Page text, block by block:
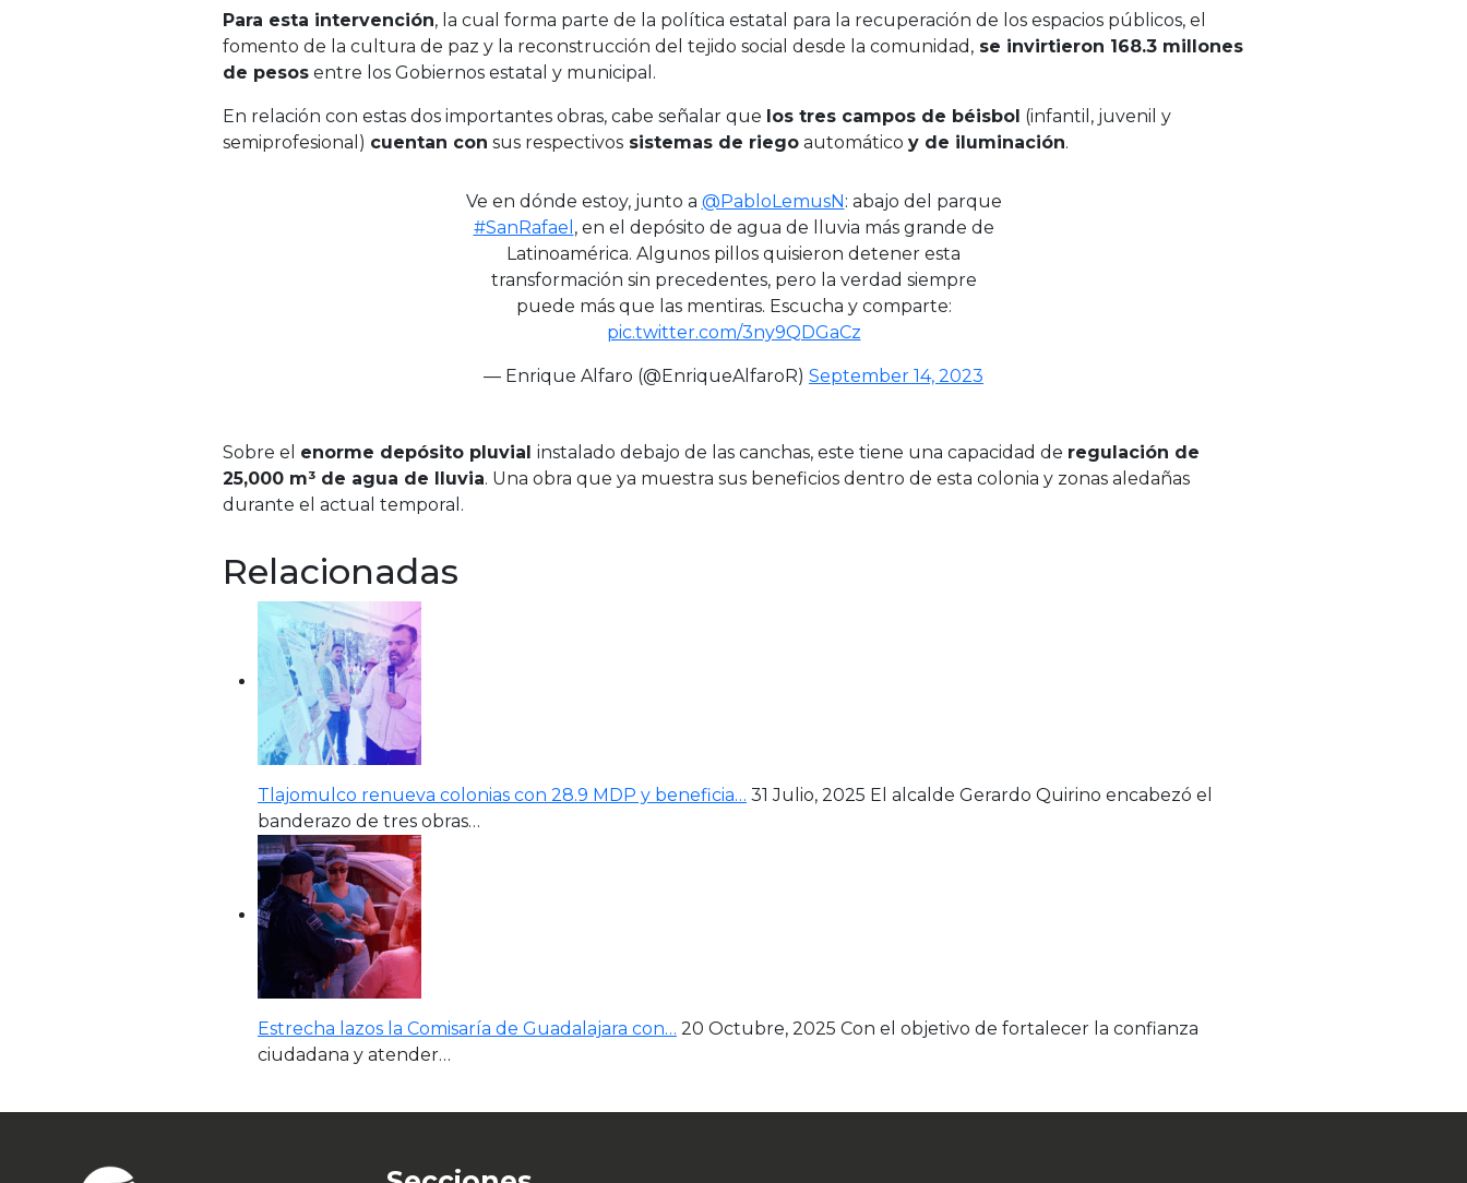
Para esta intervención, la cual forma parte de la política estatal para la recuperación de los espacios públicos, el
fomento de la cultura de paz y la reconstrucción del tejido social desde la comunidad, se invirtieron 168.3 millones
de pesos entre los Gobiernos estatal y municipal.
En relación con estas dos importantes obras, cabe señalar que los tres campos de béisbol (infantil, juvenil y
semiprofesional) cuentan con sus respectivos sistemas de riego automático y de iluminación.
Ve en dónde estoy, junto a @PabloLemusN: abajo del parque
#SanRafael , en el depósito de agua de lluvia más grande de
Latinoamérica. Algunos pillos quisieron detener esta
transformación sin precedentes, pero la verdad siempre
puede más que las mentiras. Escucha y comparte:
pic.twitter.com/3ny9QDGaCz
— Enrique Alfaro (@EnriqueAlfaroR) September 14, 2023
Sobre el enorme depósito pluvial instalado debajo de las canchas, este tiene una capacidad de regulación de
25,000 m³ de agua de lluvia. Una obra que ya muestra sus beneficios dentro de esta colonia y zonas aledañas
durante el actual temporal.
Relacionadas
Tlajomulco renueva colonias con 28.9 MDP y beneficia… 31 Julio, 2025 El alcalde Gerardo Quirino encabezó el
banderazo de tres obras…
Estrecha lazos la Comisaría de Guadalajara con… 20 Octubre, 2025 Con el objetivo de fortalecer la confianza
ciudadana y atender…